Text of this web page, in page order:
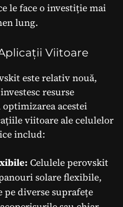
le face o investiție mai
lung.
Viitoare
este relativ nouă,
resurse
acestei
viitoare ale celulelor
includ:
Celulele perovskit
solare flexibile,
diverse suprafețe